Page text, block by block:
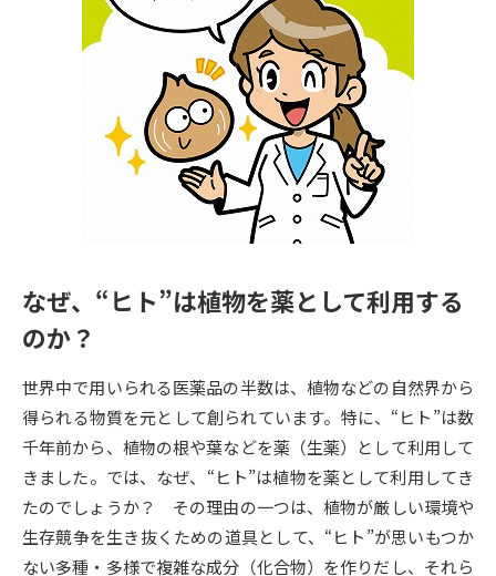
大学・短大以外の資料から請求
専門学校の資料請求 大学院の資料請求
留学・進学関連、塾・予備校
大学入学共通テスト「受験案
内」の請求
高等学校卒業程度認定試験
幼稚園教員資格認定試験 小学校教員資格認定試験
高等学校（情報）教員資格認定
大学研究 大学検索
大学で学べる内容や特徴を調べる
なぜ、“ヒト”は植物を薬として利用する
のか？
世界中で用いられる医薬品の半数は、植物などの自然界から
得られる物質を元として創られています。特に、“ヒト”は数
千年前から、植物の根や葉などを薬（生薬）として利用して
きました。では、なぜ、“ヒト”は植物を薬として利用してき
たのでしょうか？ その理由の一つは、植物が厳しい環境や
生存競争を生き抜くための道具として、“ヒト”が思いもつか
ない多種・多様で複雑な成分（化合物）を作りだし、それら